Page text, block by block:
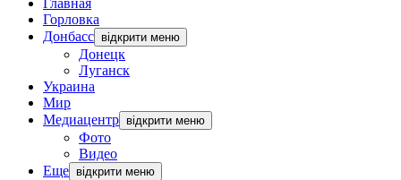
Главная
Горловка
Донбасс відкрити меню
Донецк
Луганск
Украина
Мир
Медиацентр відкрити меню
Фото
Видео
Еще відкрити меню